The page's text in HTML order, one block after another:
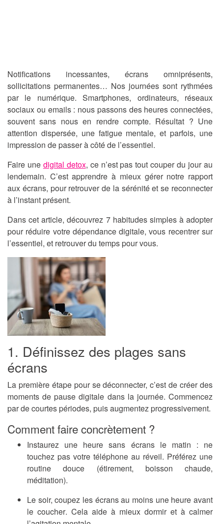
Notifications incessantes, écrans omniprésents,
sollicitations permanentes… Nos journées sont rythmées
par le numérique. Smartphones, ordinateurs, réseaux
sociaux ou emails : nous passons des heures connectées,
souvent sans nous en rendre compte. Résultat ? Une
attention dispersée, une fatigue mentale, et parfois, une
impression de passer à côté de l’essentiel.
Faire une digital detox, ce n’est pas tout couper du jour au
lendemain. C’est apprendre à mieux gérer notre rapport
aux écrans, pour retrouver de la sérénité et se reconnecter
à l’instant présent.
Dans cet article, découvrez 7 habitudes simples à adopter
pour réduire votre dépendance digitale, vous recentrer sur
l’essentiel, et retrouver du temps pour vous.
1. Définissez des plages sans
écrans
La première étape pour se déconnecter, c’est decréer des
moments de pause digitale dans la journée. Commencez
par de courtes périodes, puis augmentez progressivement.
Comment faire concrètement ?
Instaurez une heure sans écrans le matin : ne
touchez pas votre téléphone au réveil. Préférez une
routine douce (étirement, boisson chaude,
méditation).
Le soir,coupez les écrans au moins une heure avant
le coucher. Cela aide à mieux dormir et à calmer